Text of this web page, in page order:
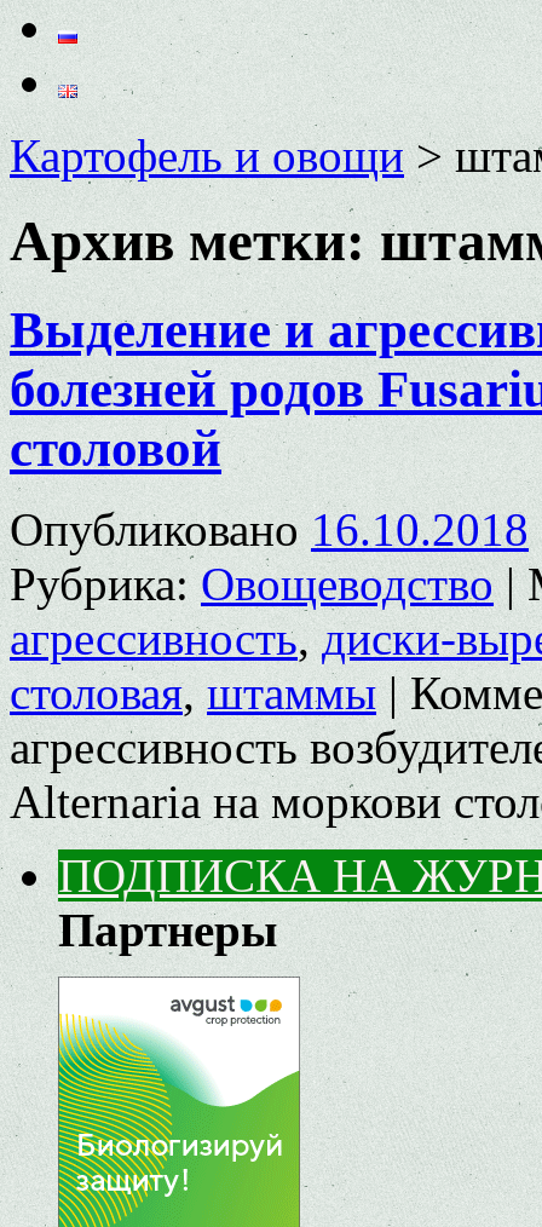
Картофель и овощи>
Архив метки:
Выделение и
болезней родов
столовой
Опубликовано 16.10.2018
Рубрика: Овощеводство |
агрессивность,диски-
столовая,штаммы |
агрессивность
Аlternaria на моркови
ПОДПИСКА НА
Партнеры